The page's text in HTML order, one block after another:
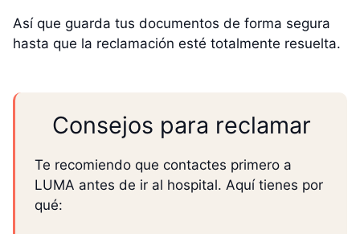
Así que guarda tus documentos de forma segura
hasta que la reclamación esté totalmente resuelta.
Consejos para reclamar
Te recomiendo que contactes primero a
LUMA antes de ir al hospital. Aquí tienes por
qué: